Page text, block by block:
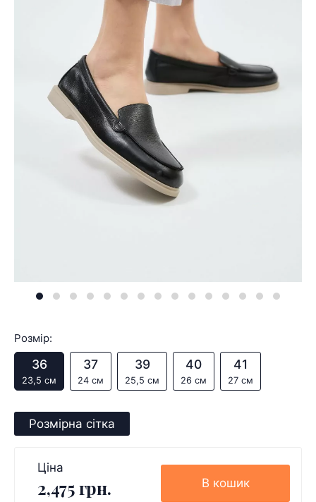
Розмір:
36
23,5 см
37
24 см
39
25,5 см
40
26 см
41
27 см
Розмірна сітка
Ціна
2,475 грн. В кошик